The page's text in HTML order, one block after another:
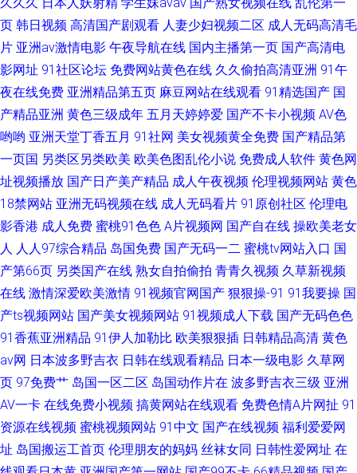
页 韩日视频 高清国产剧观看 人妻少妇视频二区 成人无码高清毛
片 亚洲av激情电影 午夜导航在线 国内主播第一页 国产高清电
影网址 91社区论坛 免费网站黄色在线 久久偷拍高清亚洲 91午
夜在线免费 亚洲精品第五页 麻豆网站在线观看 91精选国产 国
产精品亚洲 黄色三级成年 五月天婷婷爱 国产不卡小视频 AV色
哟哟 亚洲天堂丁香五月 91社网 美女视频黄全免费 国产精品第
一页国 另类区另类欧美 欧美色图乱伦小说 免费成人软件 黄色网
址视频播放 国产日产美产精品 成人午夜视频 伦理视频网站 黄色
18禁网站 亚洲无码视频在线 成人无码看片 91原创社区 伦理电
影香港 成人免费 蜜桃91色色 A片视频网 国产自在线 操欧美老女
人 人人97综合精品 岛国免费 国产无码一二 蜜桃tv网站入口 国
产第66页 另类国产在线 熟女自拍偷拍 青青久视频 久草新视频
在线 激情深爱欧美激情 91视频官网国产 狠狠操-91 91我要操 国
产ts视频网站 国产美女视频网站 91视频成人下载 国产无码色色
91香蕉亚洲精品 91伊人加勒比 欧美狠狠插 日韩精品高清 黄色
av网 日本波多野吉衣 日韩在线观看精品 日本一级电影 久草网
页 97免费艹 岛国一区二区 岛国动作片在 波多野吉衣三级 亚洲
AV一卡 在线免费小视频 搞黄网站在线观看 免费色情A片网扯 91
资源在线视频 蜜桃视频网站 91中文 国产在线视频 福利爱爱网
址 岛国搬运工首页 伦理朋友的妈妈 丝袜女同 日韩性爱网址 在